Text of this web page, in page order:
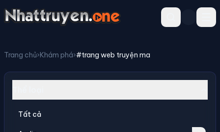
Trang chủ›Khám phá›#trang web truyện ma
Tất cả